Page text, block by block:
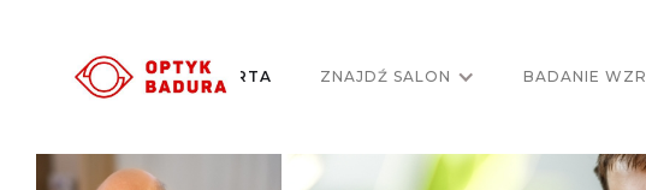
ZESPÓŁ OFERTA ZNAJDŹ SALON BADANIE